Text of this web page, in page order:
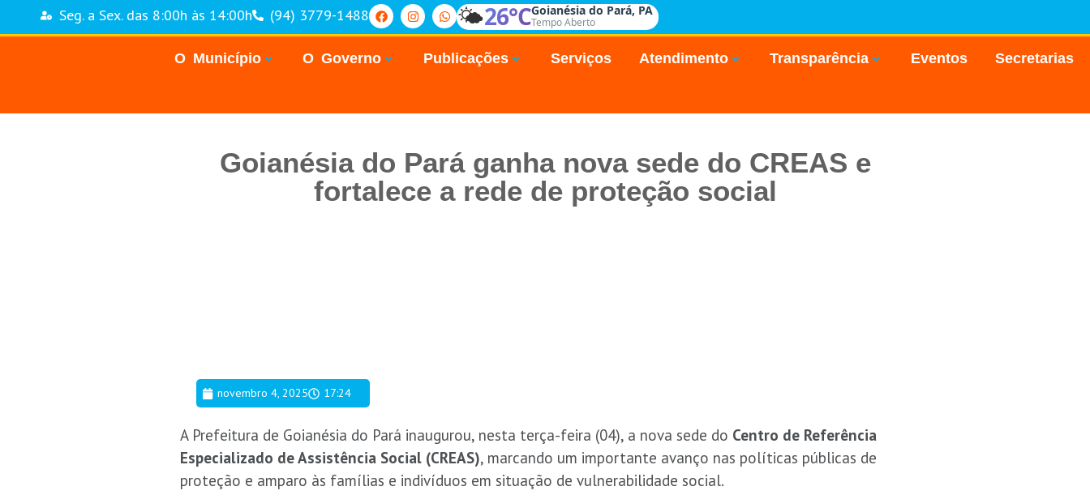
Seg. a Sex. das 8:00h às 14:00h (94) 3779-1488 🌤️26°CGoianésia do Pará, PA
Tempo Aberto
O Município O Governo Publicações Serviços Atendimento Transparência Eventos Secretarias
Goianésia do Pará ganha nova sede do CREAS e
fortalece a rede de proteção social
novembro 4, 2025 17:24
A Prefeitura de Goianésia do Pará inaugurou, nesta terça-feira (04), a nova sede do Centro de Referência
Especializado de Assistência Social (CREAS), marcando um importante avanço nas políticas públicas de
proteção e amparo às famílias e indivíduos em situação de vulnerabilidade social.